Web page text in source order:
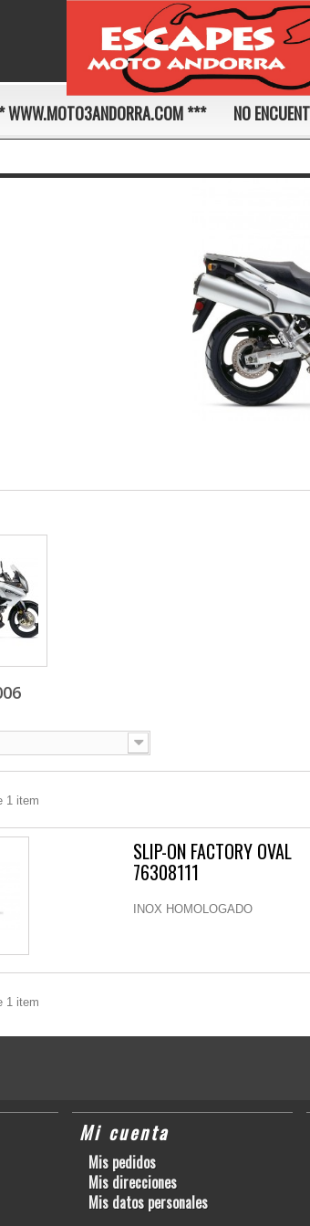
*** NO
1 item
SLIP-ON FACTORY OVAL
76308111
INOX HOMOLOGADO
1 item
Mi cuenta
Mis pedidos
Mis direcciones
Mis datos personales